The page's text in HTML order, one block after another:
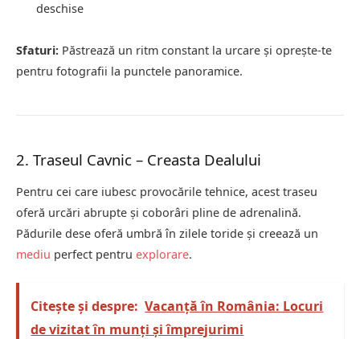
deschise
Sfaturi: Păstrează un ritm constant la urcare și oprește-te
pentru fotografii la punctele panoramice.
2. Traseul Cavnic – Creasta Dealului
Pentru cei care iubesc provocările tehnice, acest traseu
oferă urcări abrupte și coborâri pline de adrenalină.
Pădurile dese oferă umbră în zilele toride și creează un
mediu perfect pentru explorare.
Citește și despre: Vacanță în România: Locuri
de vizitat în munți și împrejurimi